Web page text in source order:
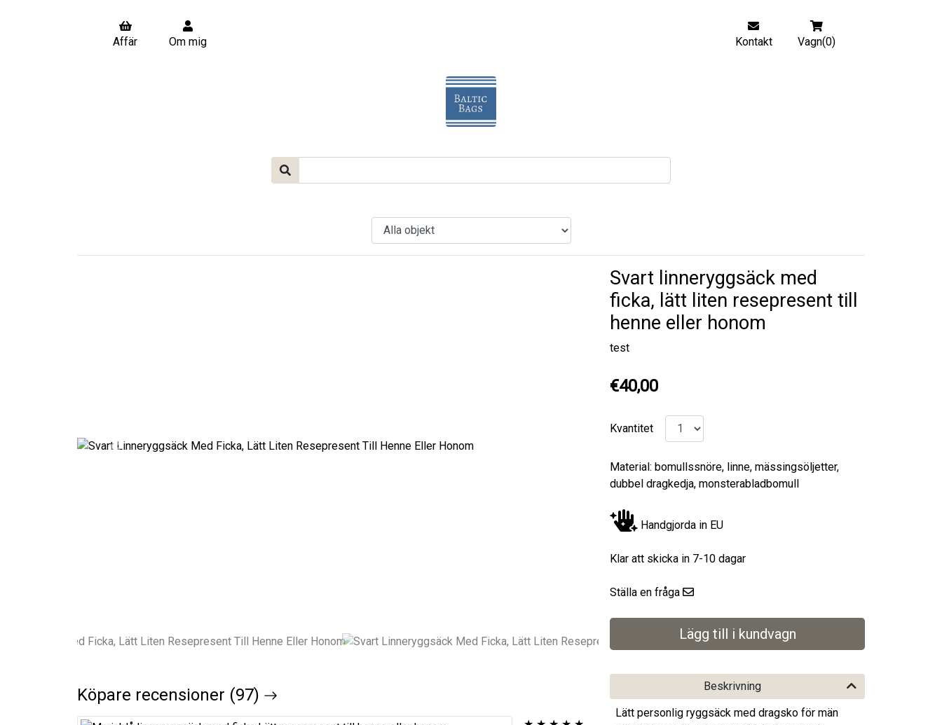
Affär Om mig Kontakt Vagn(0)
Previous
Svart linneryggsäck med
ficka, lätt liten resepresent till
henne eller honom
test
€40,00
Kvantitet
Material: bomullssnöre, linne, mässingsöljetter,
dubbel dragkedja, monsterabladbomull
Handgjorda in EU
Klar att skicka in 7-10 dagar
Ställa en fråga
Beskrivning
Lätt personlig ryggsäck med dragsko för män
Köpare recensioner (97)